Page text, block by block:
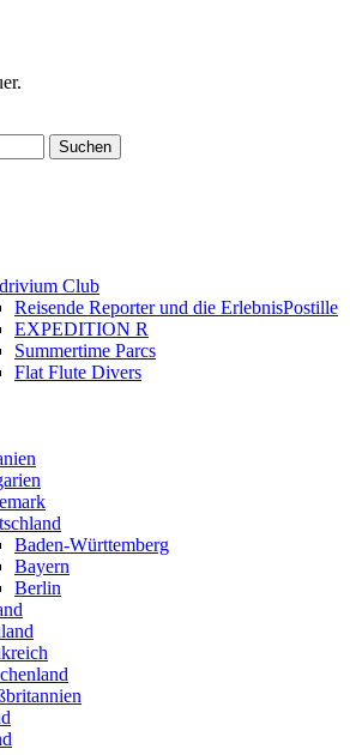
Club
Reisende Reporter und die ErlebnisPostille
EXPEDITION R
Summertime Parcs
Flat Flute Divers
Baden-Württemberg
Bayern
Berlin